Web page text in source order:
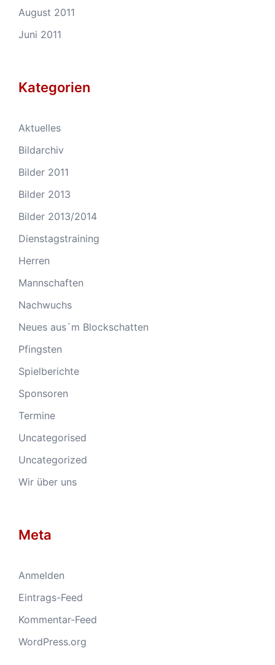
August 2011
Juni 2011
Kategorien
Aktuelles
Bildarchiv
Bilder 2011
Bilder 2013
Bilder 2013/2014
Dienstagstraining
Herren
Mannschaften
Nachwuchs
Neues aus´m Blockschatten
Pfingsten
Spielberichte
Sponsoren
Termine
Uncategorised
Uncategorized
Wir über uns
Meta
Anmelden
Eintrags-Feed
Kommentar-Feed
WordPress.org